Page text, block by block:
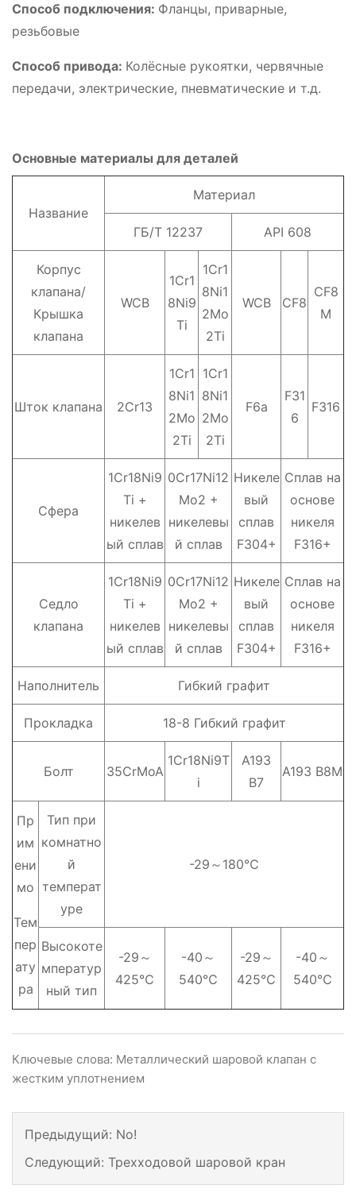
Способ подключения: Фланцы, приварные,
резьбовые
Способ привода: Колёсные рукоятки, червячные
передачи, электрические, пневматические и т.д.
Основные материалы для деталей
Название
Материал
ГБ/Т 12237 API 608
Корпус
клапана/
Крышка
клапана
WCB
1Cr1
8Ni9
Ti
1Cr1
8Ni1
2Mo
2Ti
WCB CF8
CF8
M
Шток клапана 2Cr13
1Cr1
8Ni1
2Mo
2Ti
1Cr1
8Ni1
2Mo
2Ti
F6a
F31
6
F316
Сфера
1Cr18Ni9
Ti +
никелев
ый сплав
0Cr17Ni12
Mo2 +
никелевы
й сплав
Никеле
вый
сплав
F304+
Сплав на
основе
никеля
F316+
Седло
клапана
1Cr18Ni9
Ti +
никелев
ый сплав
0Cr17Ni12
Mo2 +
никелевы
й сплав
Никеле
вый
сплав
F304+
Сплав на
основе
никеля
F316+
Наполнитель Гибкий графит
Прокладка 18-8 Гибкий графит
Болт 35CrMoA
1Cr18Ni9T
i
A193
B7
A193 B8M
Пр
им
ени
мо
Тем
пер
ату
ра
Тип при
комнатно
й
температ
уре
-29～180℃
Высокоте
мператур
ный тип
-29～
425℃
-40～
540℃
-29～
425℃
-40～
540℃
Ключевые слова: Металлический шаровой клапан с
жестким уплотнением
Предыдущий: No!
Следующий: Трехходовой шаровой кран